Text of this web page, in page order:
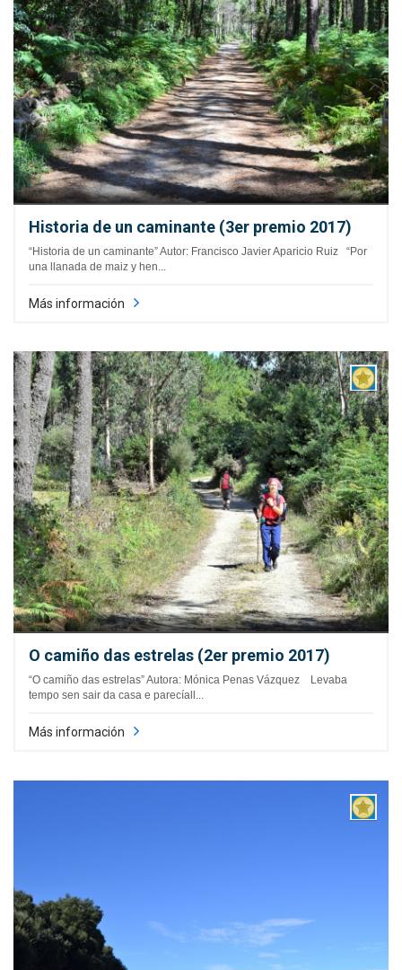
Historia de un caminante (3er premio 2017)
“Historia de un caminante” Autor: Francisco Javier Aparicio Ruiz “Por
una llanada de maiz y hen...
Más información
O camiño das estrelas (2er premio 2017)
“O camiño das estrelas” Autora: Mónica Penas Vázquez Levaba
tempo sen sair da casa e parecíall...
Más información